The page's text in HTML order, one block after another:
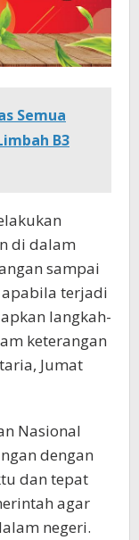
Semua
B3
di dalam
sampai
terjadi
langkah-
keterangan
Jumat
Nasional
dengan
dan tepat
agar
negeri.